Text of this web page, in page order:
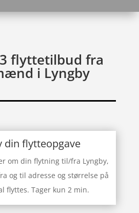
flyttetilbud fra
i Lyngby
din flytteopgave
om din flytning til/fra Lyngby,
og til adresse og størrelse på
flyttes. Tager kun 2 min.